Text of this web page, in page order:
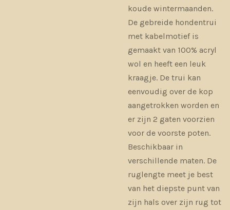
koude wintermaanden.
De gebreide hondentrui
met kabelmotief is
gemaakt van 100% acryl
wol en heeft een leuk
kraagje. De trui kan
eenvoudig over de kop
aangetrokken worden en
er zijn 2 gaten voorzien
voor de voorste poten.
Beschikbaar in
verschillende maten. De
ruglengte meet je best
van het diepste punt van
zijn hals over zijn rug tot